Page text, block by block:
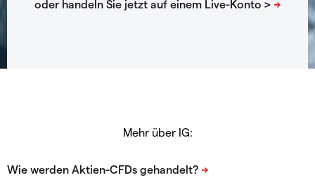
Mehr über IG: